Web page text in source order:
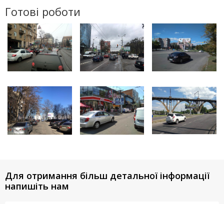
Готові роботи
Для отримання більш детальної інформації
напишіть нам